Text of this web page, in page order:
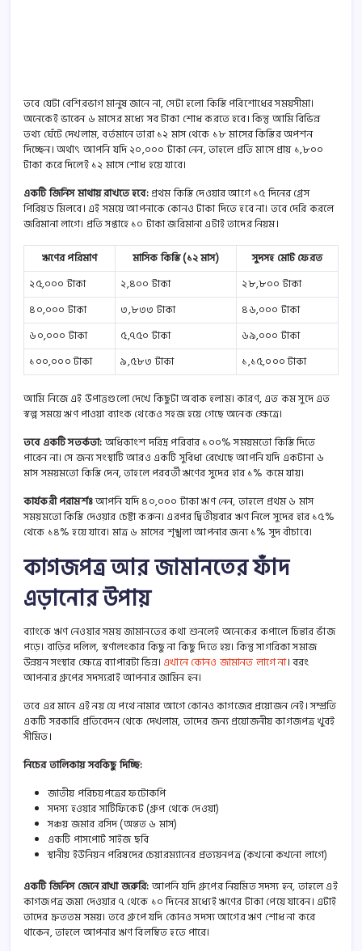
তবে যেটা বেশিরভাগ মানুষ জানে না, সেটা হলো কিস্তি পরিশোধের সময়সীমা।
অনেকেই ভাবেন ৬ মাসের মধ্যে সব টাকা শোধ করতে হবে। কিন্তু আমি বিভিন্ন
তথ্য ঘেঁটে দেখলাম, বর্তমানে তারা ১২ মাস থেকে ১৮ মাসের কিস্তির অপশন
দিচ্ছেন। অর্থাৎ আপনি যদি ২০,০০০ টাকা নেন, তাহলে প্রতি মাসে প্রায় ১,৮০০
টাকা করে দিলেই ১২ মাসে শোধ হয়ে যাবে।
একটি জিনিস মাথায় রাখতে হবে:প্রথম কিস্তি দেওয়ার আগে ১৫ দিনের গ্রেস
পিরিয়ড মিলবে। এই সময়ে আপনাকে কোনও টাকা দিতে হবে না। তবে দেরি করলে
জরিমানা লাগে। প্রতি সপ্তাহে ১০ টাকা জরিমানা এটাই তাদের নিয়ম।
ঋণের পরিমাণ মাসিক কিস্তি (১২ মাস)
সুদসহ মোট ফেরত
২৫,০০০ টাকা
২,৪০০ টাকা
২৮,৮০০ টাকা
৪০,০০০ টাকা
৩,৮৩৩ টাকা
৪৬,০০০ টাকা
৬০,০০০ টাকা
৫,৭৫০ টাকা
৬৯,০০০ টাকা
১০০,০০০ টাকা
৯,৫৮৩ টাকা ১,১৫,০০০ টাকা
আমি নিজে এই উপাত্তগুলো দেখে কিছুটা অবাক হলাম। কারণ, এত কম সুদে এত
স্বল্প সময়ে ঋণ পাওয়া ব্যাংক থেকেও সহজ হয়ে গেছে অনেক ক্ষেত্রে।
তবে একটি সতর্কতা:অধিকাংশ দরিদ্র পরিবার ১০০% সময়মতো কিস্তি দিতে
পারেন না। সে জন্য সংস্থাটি আরও একটি সুবিধা রেখেছে আপনি যদি একটানা ৬
মাস সময়মতো কিস্তি দেন, তাহলে পরবর্তী ঋণের সুদের হার ১% কমে যায়।
কার্যকরী পরামর্শঃআপনি যদি ৪০,০০০ টাকা ঋণ নেন, তাহলে প্রথম ৬ মাস
সময়মতো কিস্তি দেওয়ার চেষ্টা করুন। এরপর দ্বিতীয়বার ঋণ নিলে সুদের হার ১৫%
থেকে ১৪% হয়ে যাবে। মাত্র ৬ মাসের শৃঙ্খলা আপনার জন্য ১% সুদ বাঁচাবে।
কাগজপত্র আর জামানতের ফাঁদ
এড়ানোর উপায়
ব্যাংকে ঋণ নেওয়ার সময় জামানতের কথা শুনলেই অনেকের কপালে চিন্তার ভাঁজ
পড়ে। বাড়ির দলিল, স্বর্ণালংকার কিছু না কিছু দিতে হয়। কিন্তু সাগরিকা সমাজ
উন্নয়ন সংস্থার ক্ষেত্রে ব্যাপারটা ভিন্ন। এখানে কোনও জামানত লাগে না। বরং
আপনার গ্রুপের সদস্যরাই আপনার জামিন হন।
তবে এর মানে এই নয় যে পথে নামার আগে কোনও কাগজের প্রয়োজন নেই। সম্প্রতি
একটি সরকারি প্রতিবেদন থেকে দেখলাম, তাদের জন্য প্রয়োজনীয় কাগজপত্র খুবই
সীমিত।
নিচের তালিকায় সবকিছু দিচ্ছি:
জাতীয় পরিচয়পত্রের ফটোকপি
সদস্য হওয়ার সার্টিফিকেট (গ্রুপ থেকে দেওয়া)
সঞ্চয় জমার রসিদ (অন্তত ৬ মাস)
একটি পাসপোর্ট সাইজ ছবি
স্থানীয় ইউনিয়ন পরিষদের চেয়ারম্যানের প্রত্যয়নপত্র (কখনো কখনো লাগে)
একটি জিনিস জেনে রাখা জরুরি:আপনি যদি গ্রুপের নিয়মিত সদস্য হন, তাহলে এই
কাগজপত্র জমা দেওয়ার ৭ থেকে ১০ দিনের মধ্যেই ঋণের টাকা পেয়ে যাবেন। এটাই
তাদের দ্রুততম সময়। তবে গ্রুপে যদি কোনও সদস্য আগের ঋণ শোধ না করে
থাকেন, তাহলে আপনার ঋণ বিলম্বিত হতে পারে।